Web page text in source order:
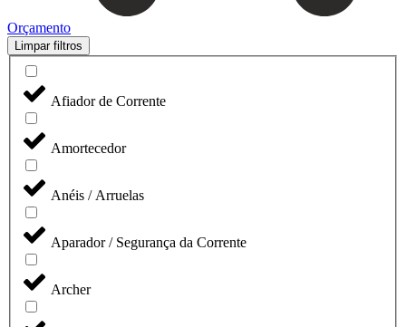
Orçamento
Limpar filtros
Afiador de Corrente
Amortecedor
Anéis / Arruelas
Aparador / Segurança da Corrente
Archer